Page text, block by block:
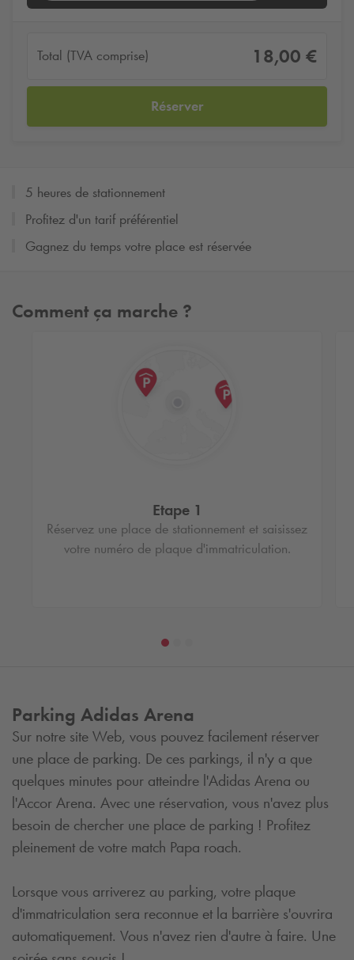
Total (TVA comprise) 18,00 €
Réserver
5 heures de stationnement
Profitez d'un tarif préférentiel
Gagnez du temps votre place est réservée
Comment ça marche ?
Etape 1
Réservez une place de stationnement et saisissez
votre numéro de plaque d'immatriculation.
Parking Adidas Arena
Sur notre site Web, vous pouvez facilement réserver
une place de parking. De ces parkings, il n'y a que
quelques minutes pour atteindre l'Adidas Arena ou
l'Accor Arena. Avec une réservation, vous n'avez plus
besoin de chercher une place de parking ! Profitez
pleinement de votre match Papa roach.
Lorsque vous arriverez au parking, votre plaque
d'immatriculation sera reconnue et la barrière s'ouvrira
automatiquement. Vous n'avez rien d'autre à faire. Une